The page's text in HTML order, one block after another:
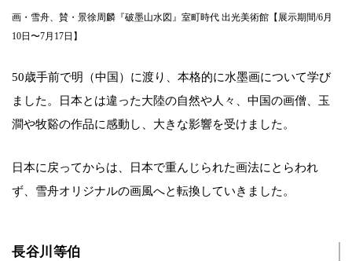
画・雪舟、賛・景徐周麟『破墨山水図』室町時代 出光美術館【展示期間/6月
10日〜7月17日】
50歳手前で明（中国）に渡り、本格的に水墨画について学び
ました。日本とは違った大陸の自然や人々、中国の画僧、玉
澗や牧谿の作品に感動し、大きな影響を受けました。
日本に戻ってからは、日本で重んじられた画法にとらわれ
ず、雪舟オリジナルの画風へと転換していきました。
長谷川等伯